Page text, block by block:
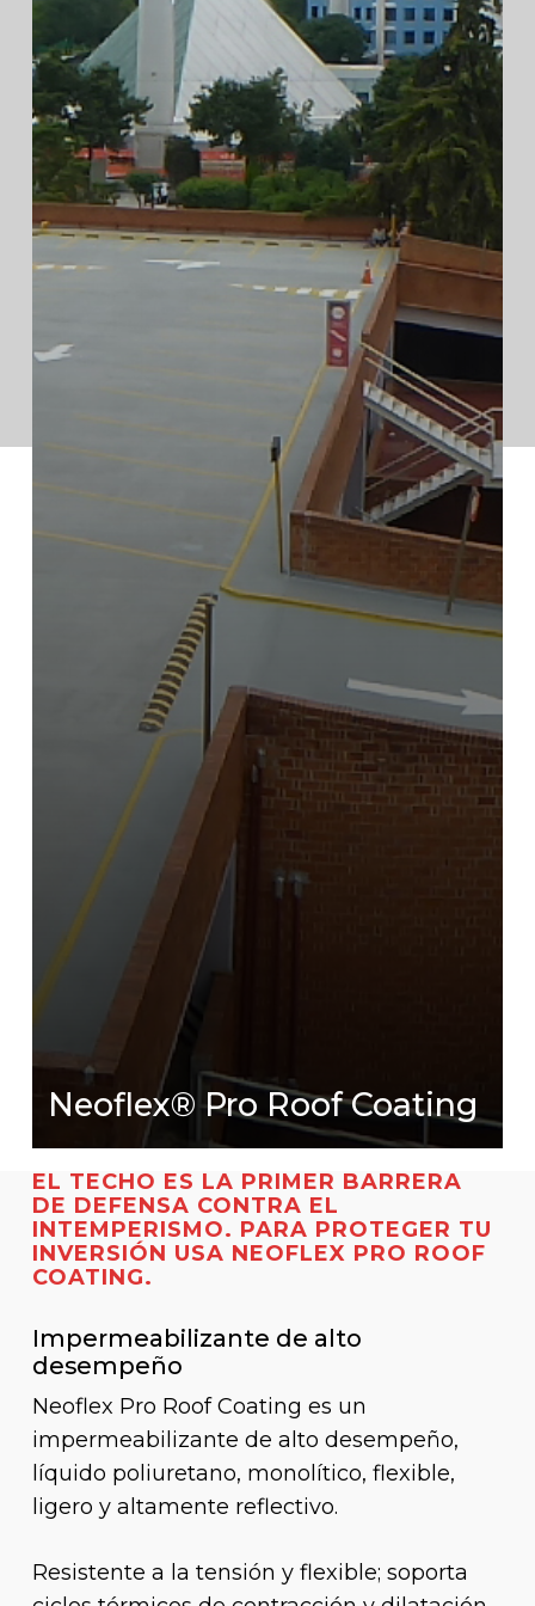
Neoflex® Pro Roof Coating
EL TECHO ES LA PRIMER BARRERA
DE DEFENSA CONTRA EL
INTEMPERISMO. PARA PROTEGER TU
INVERSIÓN USA NEOFLEX PRO ROOF
COATING.
Impermeabilizante de alto
desempeño
Neoflex Pro Roof Coating es un
impermeabilizante de alto desempeño,
líquido poliuretano, monolítico, flexible,
ligero y altamente reflectivo.
Resistente a la tensión y flexible; soporta